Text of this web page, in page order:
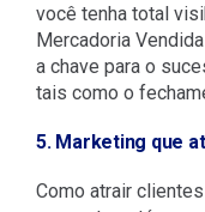
você tenha total
Mercadoria
a chave para o
tais como o
5. Marketing que
Como atrair